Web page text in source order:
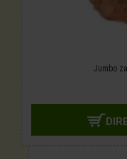
Jumbo